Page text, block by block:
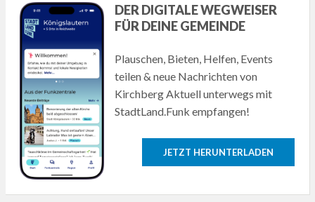
DER DIGITALE WEGWEISER
FÜR DEINE GEMEINDE
Plauschen, Bieten, Helfen, Events
teilen & neue Nachrichten von
Kirchberg Aktuell unterwegs mit
StadtLand.Funk empfangen!
JETZT HERUNTERLADEN